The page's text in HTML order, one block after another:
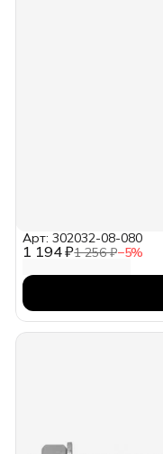
1 194 ₽1 256 ₽−5%
Арт: 302032-08-080